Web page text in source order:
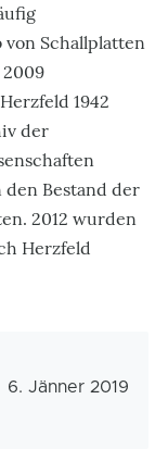
von Schallplatten
2009
1942
der
den Bestand der
2012 wurden
Herzfeld
6. Jänner 2019